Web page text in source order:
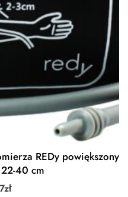
REDy powiększony
40 cm
zł